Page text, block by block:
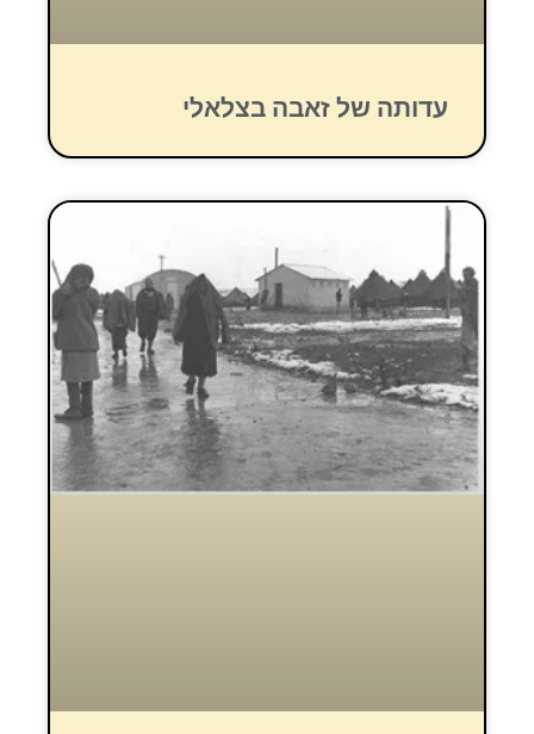
עדותה של זאבה בצלאלי